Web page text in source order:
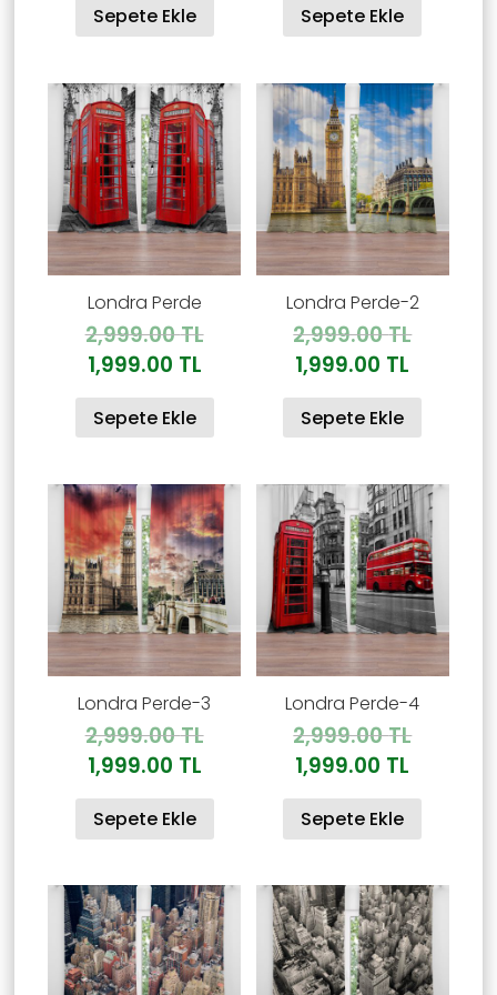
Sepete Ekle Sepete Ekle
Londra Perde
2,999.00TLOrijinal
2,999.00 TL.
1,999.00 TLŞu
andaki
Sepete Ekle
Londra Perde-2
2,999.00TLOrijinal
1,999.00 TL
andaki
Sepete Ekle
Londra Perde-3
2,999.00TLOrijinal
2,999.00 TL.
1,999.00 TLŞu
andaki
Sepete Ekle
Londra Perde-4
2,999.00TLOrijinal
1,999.00 TL
andaki
Sepete Ekle